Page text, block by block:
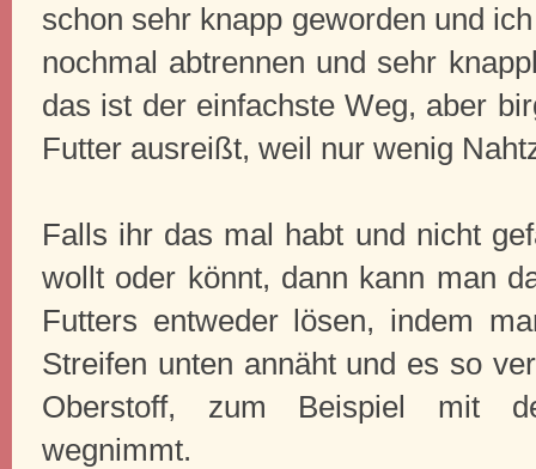
schon sehr knapp geworden und
nochmal abtrennen und sehr
das ist der einfachste Weg, aber
Futter ausreißt, weil nur wenig
Falls ihr das mal habt und nicht
wollt oder könnt, dann kann man
Futters entweder lösen, indem
Streifen unten annäht und es so
Oberstoff, zum Beispiel mit
wegnimmt.